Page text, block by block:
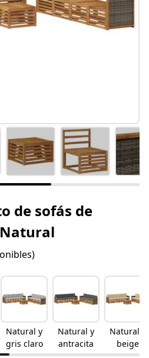
de sofás de
Natural y
gris claro
Natural y
antracita
Natural y
beige